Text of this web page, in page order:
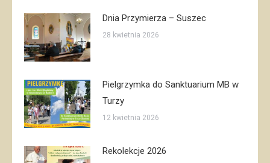
Dnia Przymierza – Suszec
28 kwietnia 2026
Pielgrzymka do Sanktuarium MB w
Turzy
12 kwietnia 2026
Rekolekcje 2026